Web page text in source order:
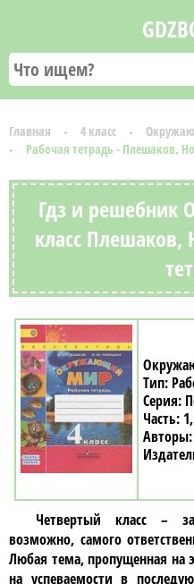
Главная 4 класс
Рабочая тетрадь - Плешаков,
Гдз и
класс Плешаков,
Четвертый класс –
возможно, самого
Любая тема, пропущенная на
на успеваемости в